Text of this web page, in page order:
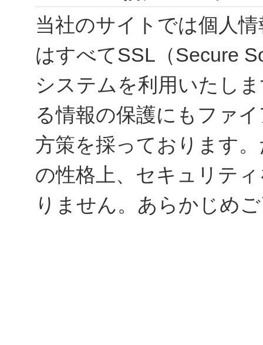
当社のサイトでは個人
はすべてSSL（Secure
システムを利用いたし
る情報の保護にもファ
方策を採っております
の性格上、セキュリテ
りません。あらかじめ